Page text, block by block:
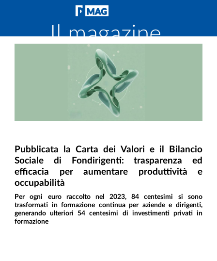
Il magazine
Fondirigenti
Pubblicata la Carta dei Valori e il Bilancio
Sociale di Fondirigenti: trasparenza ed
efficacia per aumentare produttività e
occupabilità
Per ogni euro raccolto nel 2023, 84 centesimi si sono
trasformati in formazione continua per aziende e dirigenti,
generando ulteriori 54 centesimi di investimenti privati in
formazione